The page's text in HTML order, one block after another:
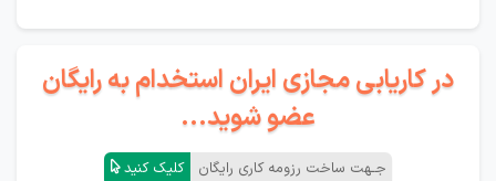
در کاریابی مجازی ایران استخدام به رایگان
عضو شوید...
جـهت ساخت رزومه کاری رایگان کلیک کنید